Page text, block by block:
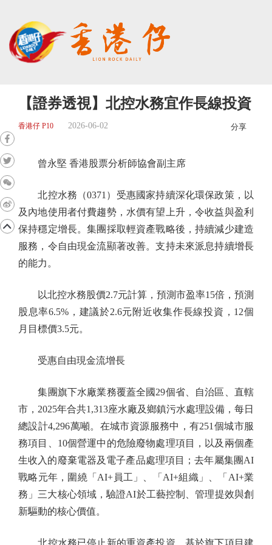
【證券透視】北控水務宜作長線投資
香港仔 P10 2026-06-02 分享
曾永堅 香港股票分析師協會副主席
北控水務（0371）受惠國家持續深化環保政策，以
及內地使用者付費趨勢，水價有望上升，令收益與盈利
保持穩定增長。集團採取輕資產戰略後，持續減少建造
服務，令自由現金流顯著改善。支持未來派息持續增長
的能力。
以北控水務股價2.7元計算，預測市盈率15倍，預測
股息率6.5%，建議於2.6元附近收集作長線投資，12個
月目標價3.5元。
受惠自由現金流增長
集團旗下水廠業務覆蓋全國29個省、自治區、直轄
市，2025年合共1,313座水廠及鄉鎮污水處理設備，每日
總設計4,296萬噸。在城市資源服務中，有251個城市服
務項目、10個營運中的危險廢物處理項目，以及兩個產
生收入的廢棄電器及電子產品處理項目；去年屬集團AI
戰略元年，圍繞「AI+員工」、「AI+組織」、「AI+業
務」三大核心領域，驗證AI於工藝控制、管理提效與創
新驅動的核心價值。
北控水務已停止新的重資產投資。基於旗下項目建